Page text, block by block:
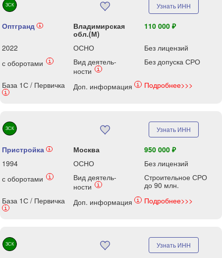
ЗСК Узнать ИНН
Оптгранд i
Владимирская
обл.(М)
110 000 ₽
2022 ОСНО
Без лицензий
с оборотами
i
Вид деятель-
ности
i
Без допуска СРО
База 1С / Первичка
i
Доп. информация i Подробнее>>>
ЗСК Узнать ИНН
Пристройка i Москва
950 000 ₽
1994
ОСНО
Без лицензий
с оборотами
i
Вид деятель-
ности
i
Строительное СРО
до 90 млн.
База 1С / Первичка
i
Доп. информация i Подробнее>>>
ЗСК Узнать ИНН